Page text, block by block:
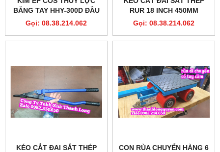
BẰNG TAY HHY-300D ĐẦU
TRÒN 8 TẤN FULL KHUÔN
Gọi: 08.38.214.062
RUR 18 INCH 450MM
MODEL R4042
Gọi: 08.38.214.062
KÉO CẮT ĐAI SẮT THÉP
CON RÙA CHUYỂN HÀNG 6